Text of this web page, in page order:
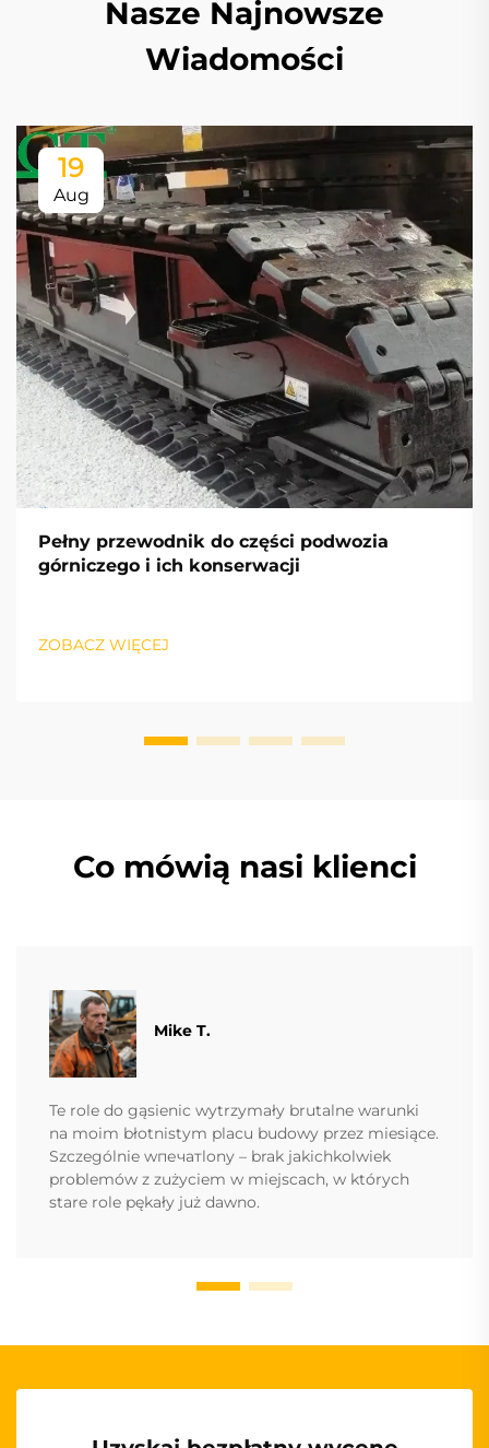
Nasze Najnowsze
Wiadomości
19
Aug
Pełny przewodnik do części podwozia
górniczego i ich konserwacji
ZOBACZ WIĘCEJ
Co mówią nasi klienci
Mike T.
Te role do gąsienic wytrzymały brutalne warunki
na moim błotnistym placu budowy przez miesiące.
Szczególnie wпечатlony – brak jakichkolwiek
problemów z zużyciem w miejscach, w których
stare role pękały już dawno.